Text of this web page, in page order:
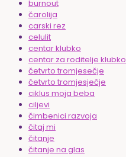
burnout
čarolija
carski rez
celulit
centar klubko
centar za roditelje klubko
četvrto tromjesečje
četvrto tromjesječje
ciklus moja beba
ciljevi
čimbenici razvoja
čitaj mi
čitanje
čitanje na glas